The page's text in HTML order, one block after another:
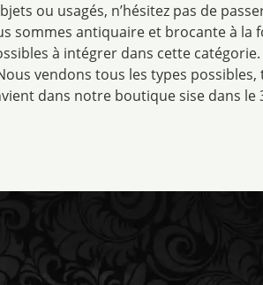
ou usagés, n’hésitez pas de
sommes antiquaire et brocante à la
à intégrer dans cette
vendons tous les types
dans notre boutique sise dans le